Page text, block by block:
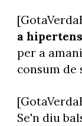
a
per a
consum de
Se'n diu